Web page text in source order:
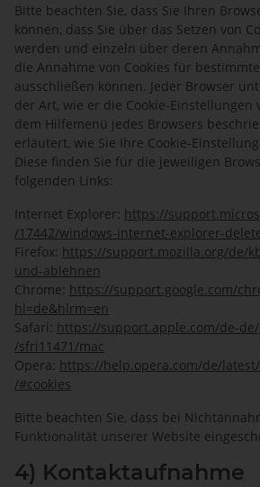
Bitte beachten Sie, dass Sie Ihren
können, dass Sie über das Setzen von
werden und einzeln über deren
die Annahme von Cookies für
ausschließen können. Jeder Browser
der Art, wie er die Cookie-Einstellungen
dem Hilfemenü jedes Browsers
erläutert, wie Sie Ihre Cookie-
Diese finden Sie für die jeweiligen
folgenden Links:
Internet Explorer: https://
/17442/windows-internet-explorer-
Firefox: https://support.mozilla.org/de/
und-ablehnen
Chrome: https://support.google.com/
hl=de&hlrm=en
Safari: https://support.apple.com/de-de
/sfri11471 /mac
Opera: https://help.opera.com/de/latest
/#cookies
Bitte beachten Sie, dass bei
Funktionalität unserer Website
4) Kontaktaufnahme